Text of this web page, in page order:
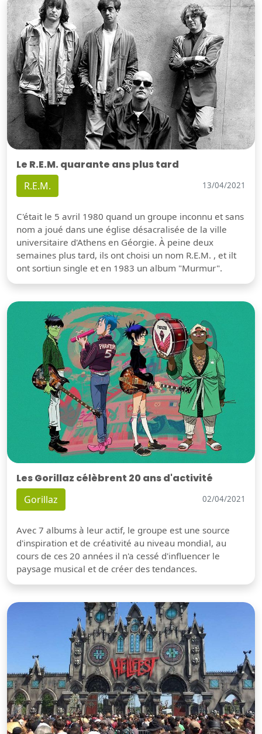
Le R.E.M. quarante ans plus tard
R.E.M. 13/04/2021
C'était le 5 avril 1980 quand un groupe inconnu et sans
nom a joué dans une église désacralisée de la ville
universitaire d'Athens en Géorgie. À peine deux
semaines plus tard, ils ont choisi un nom R.E.M. , et ilt
ont sortiun single et en 1983 un album "Murmur".
Les Gorillaz célèbrent 20 ans d'activité
Gorillaz 02/04/2021
Avec 7 albums à leur actif, le groupe est une source
d'inspiration et de créativité au niveau mondial, au
cours de ces 20 années il n'a cessé d'influencer le
paysage musical et de créer des tendances.